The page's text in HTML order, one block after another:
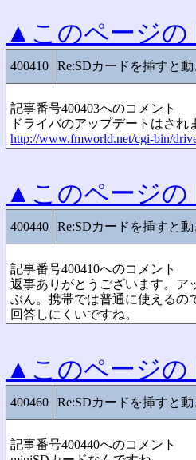
▲このページの
400410 Re:SDカードを挿すと
記事番号400403へのコメント
ドライバのアップデートはされ
http://www.fmworld.net/cgi-bin/
▲このページの
400440 Re:SDカードを挿すと
記事番号400410へのコメント
返事ありがとうございます。ア
ぶん。携帯では普通に使えるの
回答しにくいですね。
▲このページの
400460 Re:SDカードを挿すと
記事番号400440へのコメント